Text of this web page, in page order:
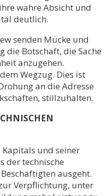
wahre Absicht und
deutlich.
senden Mücke und
die Botschaft, die Sache
anzugehen.
Wegzug. Dies ist
an die Adresse
stillzuhalten.
Kapitals und seiner
der technische
ausgeht.
Verpflichtung, unter